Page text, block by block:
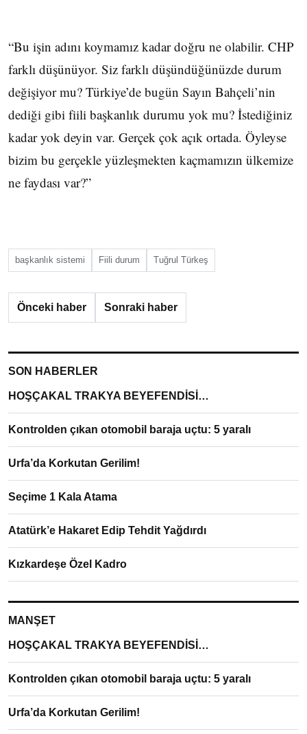
“Bu işin adını koymamız kadar doğru ne olabilir. CHP
farklı düşünüyor. Siz farklı düşündüğünüzde durum
değişiyor mu? Türkiye’de bugün Sayın Bahçeli’nin
dediği gibi fiili başkanlık durumu yok mu? İstediğiniz
kadar yok deyin var. Gerçek çok açık ortada. Öyleyse
bizim bu gerçekle yüzleşmekten kaçmamızın ülkemize
ne faydası var?”
başkanlık sistemi Fiili durum Tuğrul Türkeş
Önceki haber Sonraki haber
SON HABERLER
HOŞÇAKAL TRAKYA BEYEFENDİSİ…
Kontrolden çıkan otomobil baraja uçtu: 5 yaralı
Urfa’da Korkutan Gerilim!
Seçime 1 Kala Atama
Atatürk’e Hakaret Edip Tehdit Yağdırdı
Kızkardeşe Özel Kadro
MANŞET
HOŞÇAKAL TRAKYA BEYEFENDİSİ…
Kontrolden çıkan otomobil baraja uçtu: 5 yaralı
Urfa’da Korkutan Gerilim!